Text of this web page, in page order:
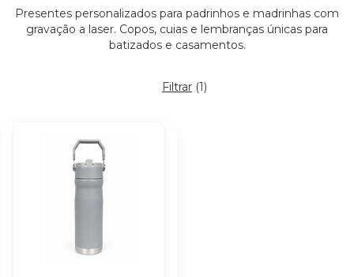
Presentes personalizados para padrinhos e madrinhas com
gravação a laser. Copos, cuias e lembranças únicas para
batizados e casamentos.
Filtrar (1)